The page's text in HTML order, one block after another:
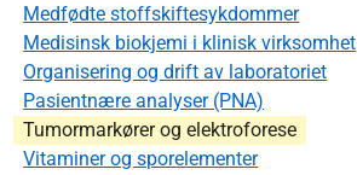
Medfødte stoffskiftesykdommer
Medisinsk biokjemi i klinisk virksomhet
Organisering og drift av laboratoriet
Pasientnære analyser (PNA)
Tumormarkører og elektroforese
Vitaminer og sporelementer